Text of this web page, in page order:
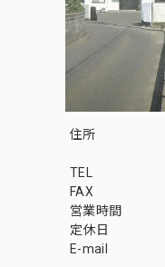
住所
TEL
FAX
営業時間
定休日
E-mail